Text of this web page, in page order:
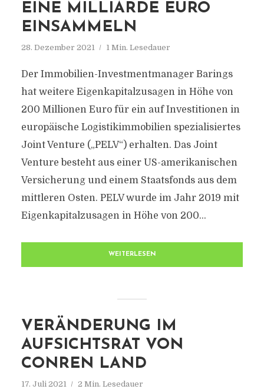
EINE MILLIARDE EURO
EINSAMMELN
28. Dezember 2021 1 Min. Lesedauer
Der Immobilien-Investmentmanager Barings
hat weitere Eigenkapitalzusagen in Höhe von
200 Millionen Euro für ein auf Investitionen in
europäische Logistikimmobilien spezialisiertes
Joint Venture („PELV“) erhalten. Das Joint
Venture besteht aus einer US-amerikanischen
Versicherung und einem Staatsfonds aus dem
mittleren Osten. PELV wurde im Jahr 2019 mit
Eigenkapitalzusagen in Höhe von 200...
WEITERLESEN
VERÄNDERUNG IM
AUFSICHTSRAT VON
CONREN LAND
17. Juli 2021 2 Min. Lesedauer